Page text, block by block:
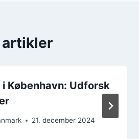
artikler
København: Udforsk
21. december 2024